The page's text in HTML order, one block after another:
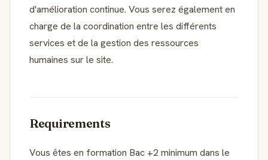
d'amélioration continue. Vous serez également en
charge de la coordination entre les différents
services et de la gestion des ressources
humaines sur le site.
Requirements
Vous êtes en formation Bac +2 minimum dans le